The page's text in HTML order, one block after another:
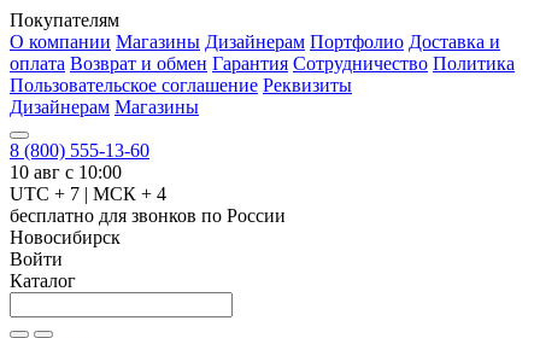
Покупателям
О компании Магазины Дизайнерам Портфолио Доставка и
оплата Возврат и обмен Гарантия Сотрудничество Политика
Пользовательское соглашение Реквизиты
Дизайнерам Магазины
8 (800) 555-13-60
10 авг с 10:00
UTC + 7 | МСК + 4
бесплатно для звонков по России
Новосибирск
Войти
Каталог